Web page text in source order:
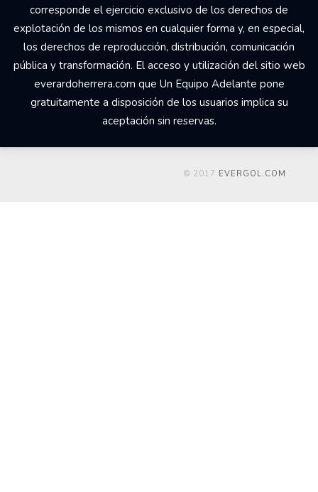
corresponde el ejercicio exclusivo de los derechos de
explotación de los mismos en cualquier forma y, en especial,
los derechos de reproducción, distribución, comunicación
pública y transformación. El acceso y utilización del sitio web
everardoherrera.com que Un Equipo Adelante pone
gratuitamente a disposición de los usuarios implica su
aceptación sin reservas.
© 2017 EVERGOL.COM